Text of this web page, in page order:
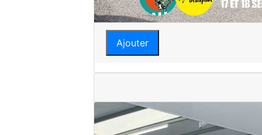
Ajouter